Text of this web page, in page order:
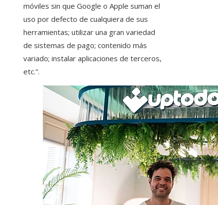
móviles sin que Google o Apple suman el
uso por defecto de cualquiera de sus
herramientas; utilizar una gran variedad
de sistemas de pago; contenido más
variado; instalar aplicaciones de terceros,
etc.”.